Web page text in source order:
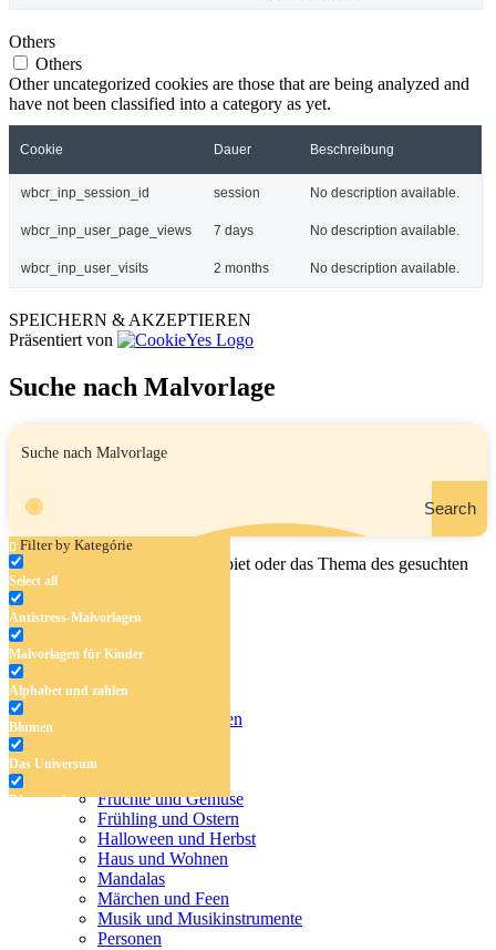
Others
Others
Other uncategorized cookies are those that are being analyzed and
have not been classified into a category as yet.
Cookie Dauer Beschreibung
wbcr_inp_session_id session No description available.
wbcr_inp_user_page_views 7 days No description available.
wbcr_inp_user_visits 2 months No description available.
SPEICHERN & AKZEPTIEREN
Präsentiert von
Suche nach Malvorlage
Search
Filter by Kategórie
Select all
Antistress-Malvorlagen
Malvorlagen für Kinder
Alphabet und zahlen
Blumen
Das Universum
Dinosaurier
Früchte und Gemüse
Frühling und Ostern
Halloween und Herbst
Haus und Wohnen
Geben Sie den Namen, das Gebiet oder das Thema des gesuchten
Malbuchs ein.
Malvorlagen für Kinder
Alphabet und zahlen
Früchte und Gemüse
Frühling und Ostern
Halloween und Herbst
Haus und Wohnen
Mandalas
Märchen und Feen
Musik und Musikinstrumente
Personen